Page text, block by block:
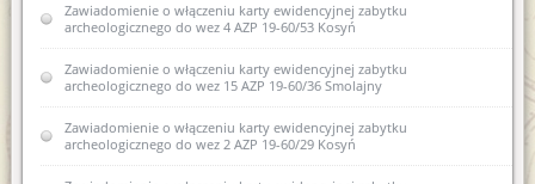
Zawiadomienie o włączeniu karty ewidencyjnej zabytku
archeologicznego do wez 4 AZP 19-60/53 Kosyń
Zawiadomienie o włączeniu karty ewidencyjnej zabytku
archeologicznego do wez 15 AZP 19-60/36 Smolajny
Zawiadomienie o włączeniu karty ewidencyjnej zabytku
archeologicznego do wez 2 AZP 19-60/29 Kosyń